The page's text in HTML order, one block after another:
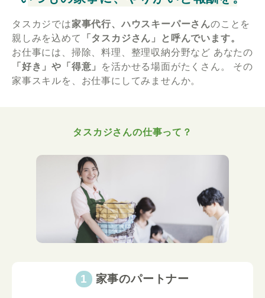
タスカジでは家事代行、ハウスキーパーさんのことを
親しみを込めて
「タスカジさん」と呼んでいます。
お仕事には、掃除、料理、整理収納分野など あなたの
「好き」や「得意」
を活かせる場面がたくさん。
その
家事スキルを、お仕事にしてみませんか。
タスカジさんの仕事って？
家事のパートナー